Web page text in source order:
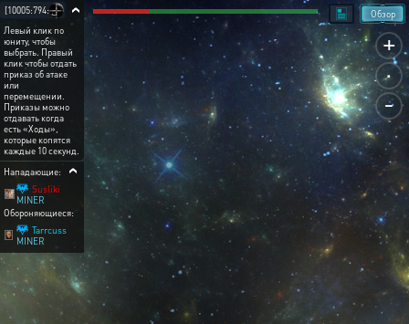
+
.
-
Обзор
[10005:794:8]
Левый клик по
юниту, чтобы
выбрать. Правый
клик чтобы отдать
приказ об атаке
или
перемещении.
Приказы можно
отдавать когда
есть «Ходы»,
которые копятся
каждые 10 секунд.
Нападающие:
Susliki
MINER
Обороняющиеся:
Tarrcuss
MINER